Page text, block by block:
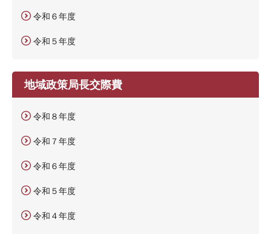
令和６年度
令和５年度
地域政策局長交際費
令和８年度
令和７年度
令和６年度
令和５年度
令和４年度